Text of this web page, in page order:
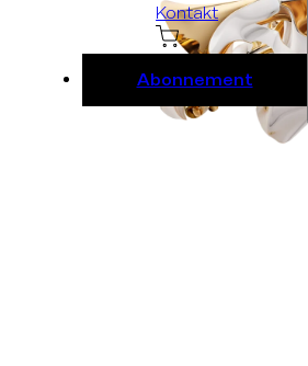
Kontakt
Abonnement